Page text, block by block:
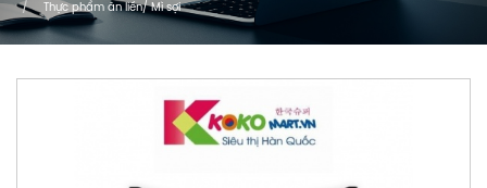
Thực phẩm ăn liền/ Mì sợi